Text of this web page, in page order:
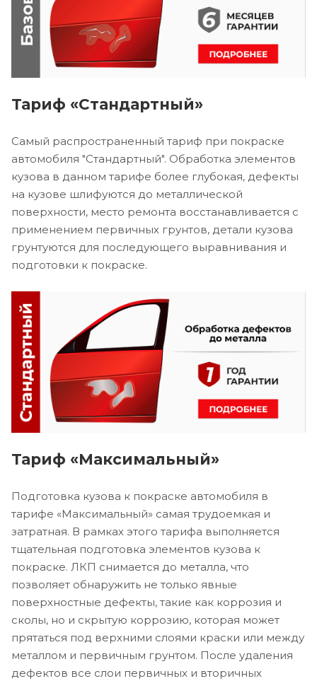
Тариф «Стандартный»
Самый распространенный тариф при покраске
автомобиля "Стандартный". Обработка элементов
кузова в данном тарифе более глубокая, дефекты
на кузове шлифуются до металлической
поверхности, место ремонта восстанавливается с
применением первичных грунтов, детали кузова
грунтуются для последующего выравнивания и
подготовки к покраске.
Тариф «Максимальный»
Подготовка кузова к покраске автомобиля в
тарифе «Максимальный» самая трудоемкая и
затратная. В рамках этого тарифа выполняется
тщательная подготовка элементов кузова к
покраске. ЛКП снимается до металла, что
позволяет обнаружить не только явные
поверхностные дефекты, такие как коррозия и
сколы, но и скрытую коррозию, которая может
прятаться под верхними слоями краски или между
металлом и первичным грунтом. После удаления
дефектов все слои первичных и вторичных